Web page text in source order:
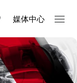
媒体中心